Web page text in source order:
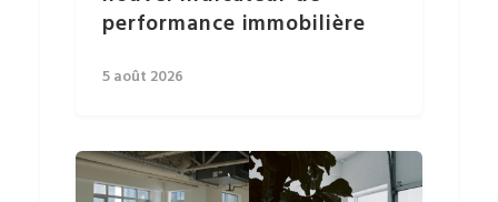
performance immobilière
5 août 2026